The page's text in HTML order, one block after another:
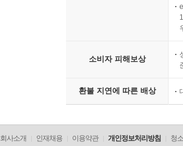
소비자 피해보상
환불 지연에 따른 배상
회사소개 인재채용 이용약관 개인정보처리방침 청